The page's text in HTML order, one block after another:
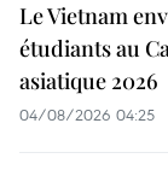
Le Vietnam
étudiants au
asiatique 2026
04/08/2026 04:25